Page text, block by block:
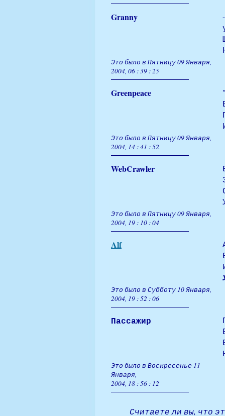
Granny
Это было в Пятницу 09 Января,
2004, 06 : 39 : 25
Greenpeace
Это было в Пятницу 09 Января,
2004, 14 : 41 : 52
WebCrawler
Это было в Пятницу 09 Января,
2004, 19 : 10 : 04
Alf
Это было в Субботу 10 Января,
2004, 19 : 52 : 06
Пассажир
Это было в Воскресенье 11
Января,
2004, 18 : 56 : 12
Считаете ли вы, что